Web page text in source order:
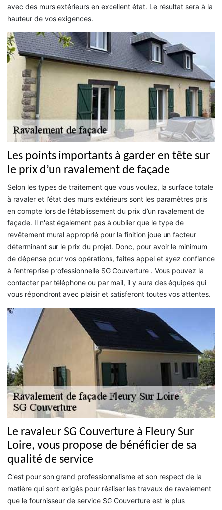
avec des murs extérieurs en excellent état. Le résultat sera à la
hauteur de vos exigences.
Les points importants à garder en tête sur
le prix d’un ravalement de façade
Selon les types de traitement que vous voulez, la surface totale
à ravaler et l’état des murs extérieurs sont les paramètres pris
en compte lors de l’établissement du prix d’un ravalement de
façade. Il n'est également pas à oublier que le type de
revêtement mural approprié pour la finition joue un facteur
déterminant sur le prix du projet. Donc, pour avoir le minimum
de dépense pour vos opérations, faites appel et ayez confiance
à l’entreprise professionnelle SG Couverture . Vous pouvez la
contacter par téléphone ou par mail, il y aura des équipes qui
vous répondront avec plaisir et satisferont toutes vos attentes.
Le ravaleur SG Couverture à Fleury Sur
Loire, vous propose de bénéficier de sa
qualité de service
C'est pour son grand professionnalisme et son respect de la
matière qui sont exigés pour réaliser les travaux de ravalement
que le fournisseur de service SG Couverture est le plus